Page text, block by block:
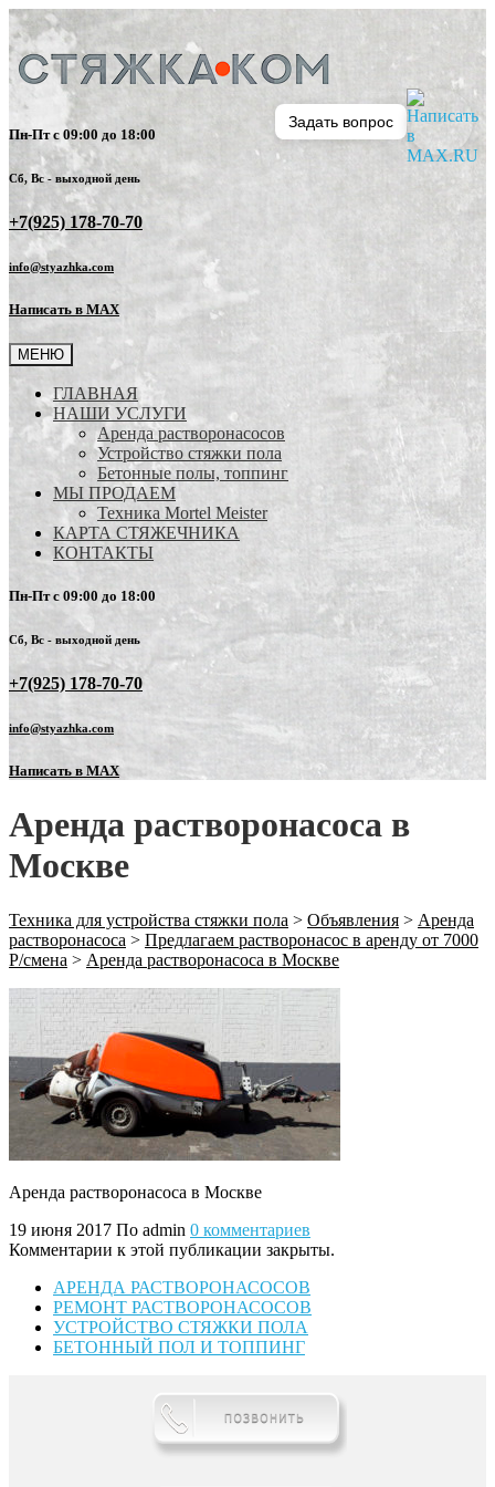
Пн-Пт с 09:00 до 18:00
Сб, Вс - выходной день
+7(925) 178-70-70
info@styazhka.com
Написать в MAX
МЕНЮ
ГЛАВНАЯ
НАШИ УСЛУГИ
Аренда растворонасосов
Устройство стяжки пола
Бетонные полы, топпинг
МЫ ПРОДАЕМ
Техника Mortel Meister
КАРТА СТЯЖЕЧНИКА
КОНТАКТЫ
Пн-Пт с 09:00 до 18:00
Сб, Вс - выходной день
+7(925) 178-70-70
info@styazhka.com
Написать в MAX
Аренда растворонасоса в
Москве
Техника для устройства стяжки пола > Объявления > Аренда
растворонасоса > Предлагаем растворонасос в аренду от 7000
Р/смена > Аренда растворонасоса в Москве
Аренда растворонасоса в Москве
19 июня 2017 По admin 0 комментариев
Комментарии к этой публикации закрыты.
АРЕНДА РАСТВОРОНАСОСОВ
РЕМОНТ РАСТВОРОНАСОСОВ
УСТРОЙСТВО СТЯЖКИ ПОЛА
БЕТОННЫЙ ПОЛ И ТОППИНГ
Задать вопрос